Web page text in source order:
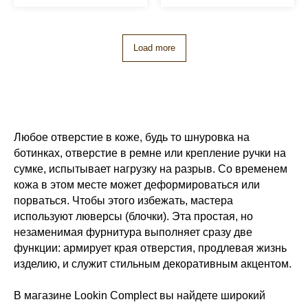
Load more
Любое отверстие в коже, будь то шнуровка на
ботинках, отверстие в ремне или крепление ручки на
сумке, испытывает нагрузку на разрыв. Со временем
кожа в этом месте может деформироваться или
порваться. Чтобы этого избежать, мастера
используют люверсы (блочки). Эта простая, но
незаменимая фурнитура выполняет сразу две
функции: армирует края отверстия, продлевая жизнь
изделию, и служит стильным декоративным акцентом.
В магазине Lookin Complect вы найдете широкий